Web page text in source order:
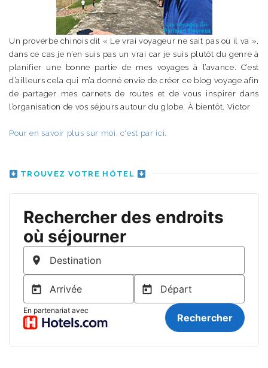
Un proverbe chinois dit « Le vrai voyageur ne sait pas où il va »,
dans ce cas je n’en suis pas un vrai car je suis plutôt du genre à
planifier une bonne partie de mes voyages à l’avance. C’est
d’ailleurs cela qui m’a donné envie de créer ce blog voyage afin
de partager mes carnets de routes et de vous inspirer dans
l’organisation de vos séjours autour du globe. À bientôt. Victor
Pour en savoir plus sur moi, c'est par ici.
TROUVEZ VOTRE HÔTEL